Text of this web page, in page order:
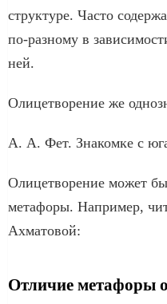
струк­ту­ре. Часто
по-разному в
ней.
Олицетворение же
А. А. Фет. Знакомке с
Олицетворение может
мета­фо­ры. Например,
Ахматовой:
Отличие метафоры